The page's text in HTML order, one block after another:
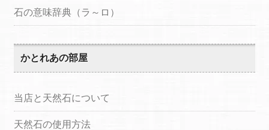
石の意味辞典（ラ～ロ）
かとれあの部屋
当店と天然石について
天然石の使用方法